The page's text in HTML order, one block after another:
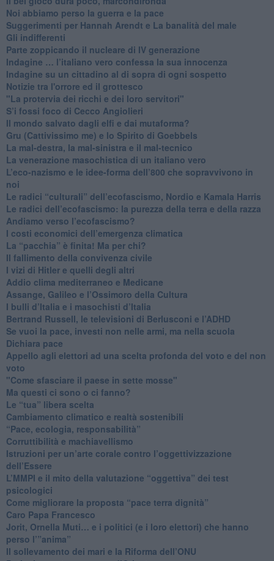
Noi abbiamo perso la guerra e la pace
Suggerimenti per Hannah Arendt e La banalità del male
​Gli indifferenti
Parte zoppicando il nucleare di IV generazione
​Indagine … l’italiano vero confessa la sua innocenza
Indagine su un cittadino al di sopra di ogni sospetto
Notizie tra l'orrore ed il grottesco
"La protervia dei ricchi e dei loro servitori"
S’i fossi foco di Cecco Angiolieri
​Il mondo salvato dagli elfi e dai mutaforma?
Gru (Cattivissimo me) e lo Spirito di Goebbels
​La mal-destra, la mal-sinistra e il mal-tecnico
​La venerazione masochistica di un italiano vero
​L’eco-nazismo e le idee-forma dell’800 che sopravvivono in
noi
​Le radici “culturali” dell’ecofascismo, Nordio e Kamala Harris
Le radici dell’ecofascismo: la purezza della terra e della razza
Andiamo verso l’ecofascismo?
I costi economici dell’emergenza climatica
​La “pacchia” è finita! Ma per chi?
​Il fallimento della convivenza civile
​I vizi di Hitler e quelli degli altri
Addio clima mediterraneo e Medicane
​Assange, Galileo e l’Ossimoro della Cultura
​I bulli d’Italia e i masochisti d’Italia
​Bertrand Russell, le televisioni di Berlusconi e l’ADHD
​Se vuoi la pace, investi non nelle armi, ma nella scuola
​Dichiara pace
​Appello agli elettori ad una scelta profonda del voto e del non
voto
"Come sfasciare il paese in sette mosse"
​Ma questi ci sono o ci fanno?
​Le “tua” libera scelta
Cambiamento climatico e realtà sostenibili
“Pace, ecologia, responsabilità”
​Corruttibilità e machiavellismo
Istruzioni per un’arte corale contro l’oggettivizzazione
dell’Essere
​L’MMPI e il mito della valutazione “oggettiva” dei test
psicologici
Come migliorare la proposta “pace terra dignità”
Caro Papa Francesco
​Jorit, Ornella Muti… e i politici (e i loro elettori) che hanno
perso l’”anima”
​Il sollevamento dei mari e la Riforma dell’ONU